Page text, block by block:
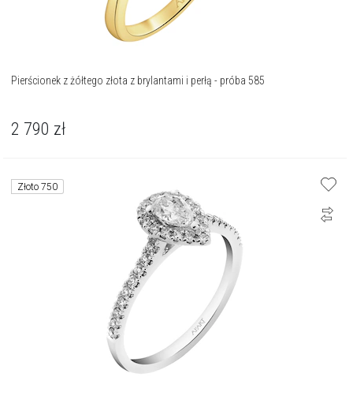
Pierścionek z żółtego złota z brylantami i perłą - próba 585
2 790 zł
Złoto 750